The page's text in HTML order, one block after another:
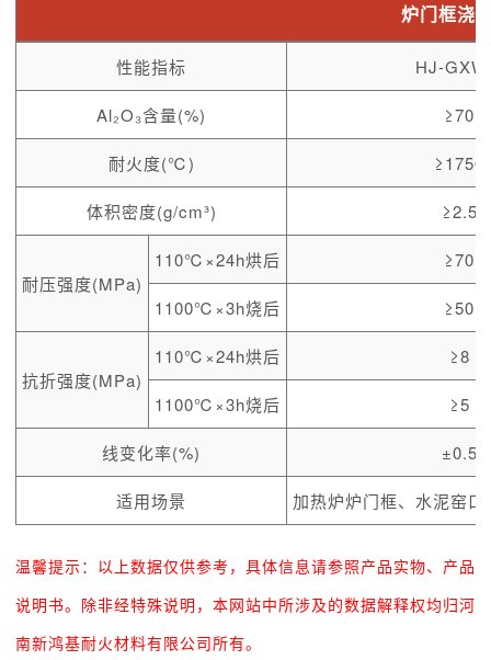
炉门框浇
性能指标 HJ-
Al₂O₃含量(%) ≥70
耐火度(℃) ≥1750
体积密度(g/cm³) ≥2.5
耐压强度(MPa)
110℃×24h烘后 ≥70
1100℃×3h烧后 ≥50
抗折强度(MPa)
110℃×24h烘后 ≥8
1100℃×3h烧后 ≥5
线变化率(%) ±0.5
适用场景 加热炉炉门框、水泥窑
温馨提示：以上数据仅供参考，具体信息请参照产品实物、产品
说明书。除非经特殊说明，本网站中所涉及的数据解释权均归河
南新鸿基耐火材料有限公司所有。